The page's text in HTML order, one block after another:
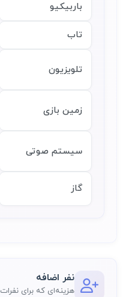
باربیکیو
تاب
تلویزیون
زمین بازی
سیستم صوتی
گاز
نفر اضافه
هزینه‌ای که برای